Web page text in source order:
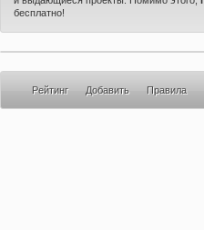
бесплатно!
Рейтинг Добавить Правила